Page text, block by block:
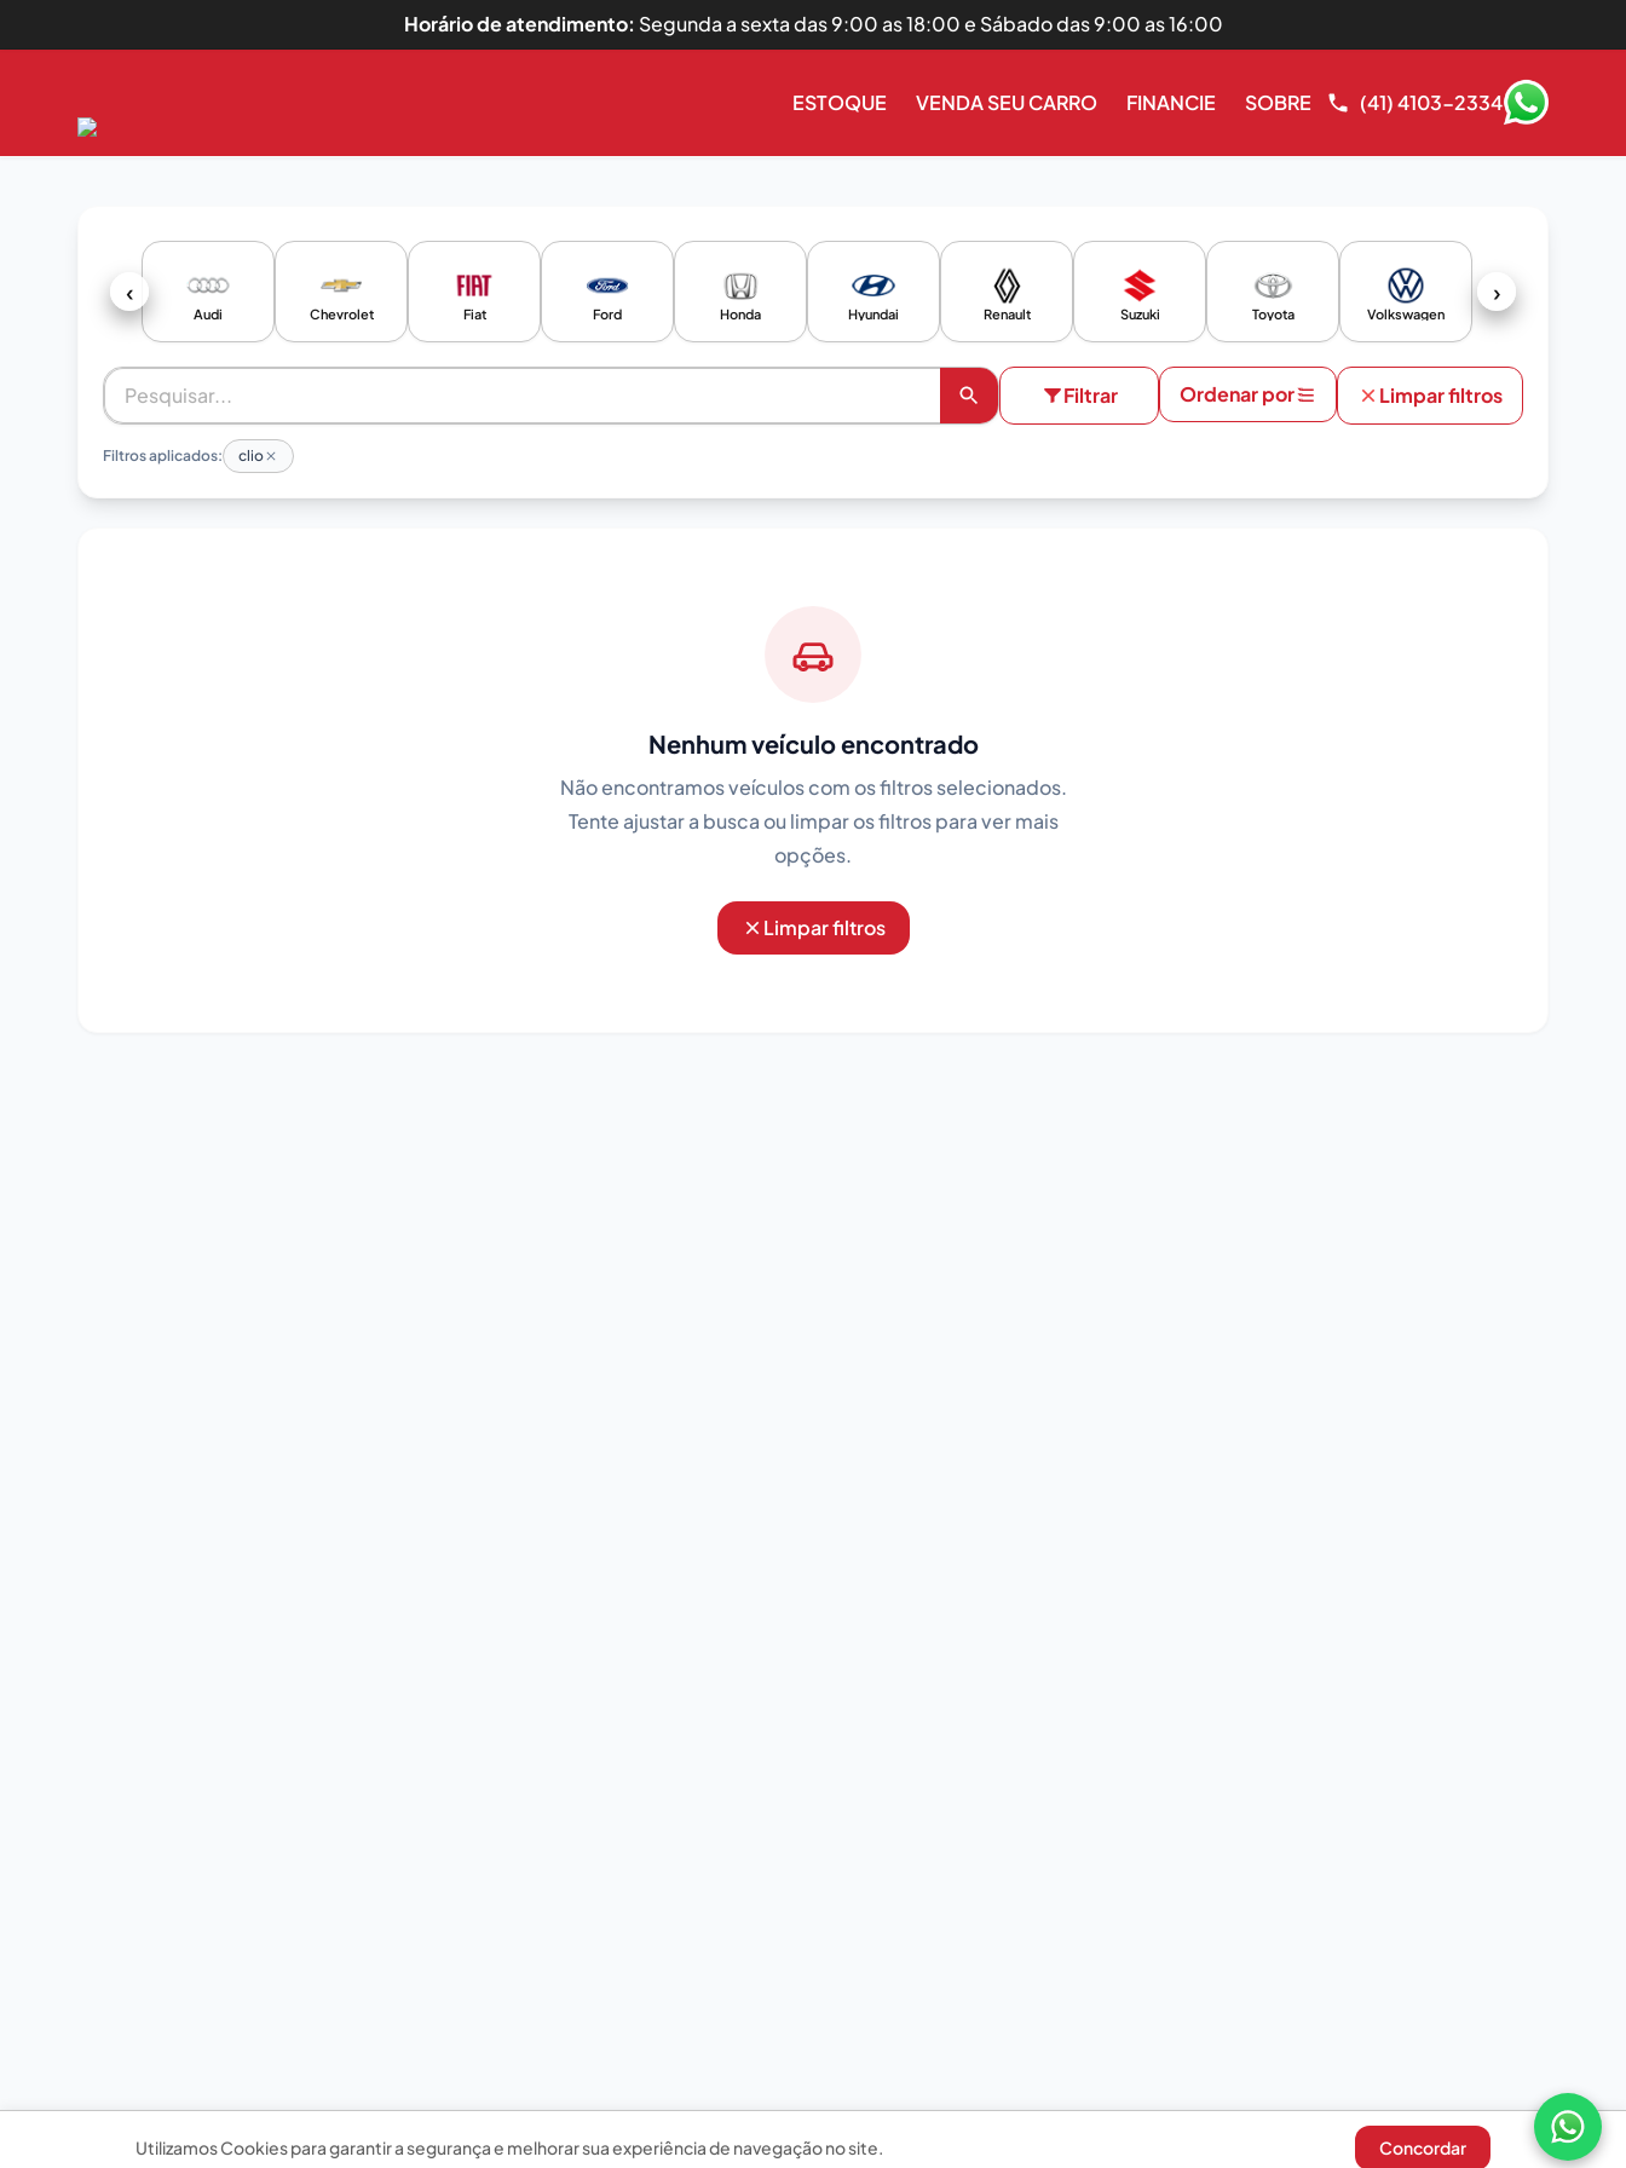
Horário de atendimento: Segunda a sexta das 9:00 as 18:00 e Sábado das 9:00 as 16:00
ESTOQUE VENDA SEU CARRO FINANCIE SOBRE (41) 4103-2334
‹ ›
Audi Chevrolet Fiat Ford Honda Hyundai Renault Suzuki Toyota Volkswagen
Filtrar Ordenar por Limpar filtros
Filtros aplicados: clio
Nenhum veículo encontrado
Não encontramos veículos com os filtros selecionados.
Tente ajustar a busca ou limpar os filtros para ver mais
opções.
Limpar filtros
Utilizamos Cookies para garantir a segurança e melhorar sua experiência de navegação no site. Concordar